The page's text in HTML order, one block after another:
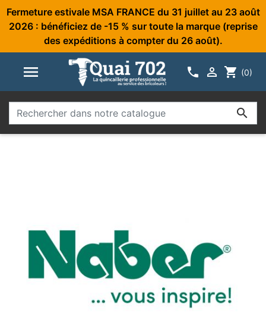
Fermeture estivale MSA FRANCE du 31 juillet au 23 août
2026 : bénéficiez de -15 % sur toute la marque (reprise
des expéditions à compter du 26 août).
   shopping_cart (0)
